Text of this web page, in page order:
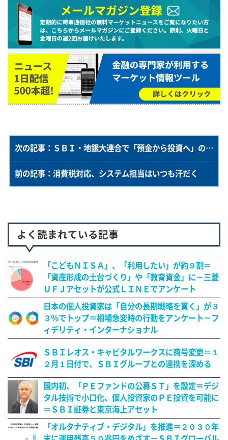
次の記事：ＳＢＩ・地銀大連合で「預金から投資へ」の動きは加速するのか
前の記事：消費税対応、システム担当はいつも汗だく
よく読まれている記事
「こどもＮＩＳＡ」、「利用したい」が約９割＝
「資産形成の土台づくり」や「教育資金」に－三菱
ＵＦＪアセットが公式ＬＩＮＥでアンケート
日本の個人投資家は「自分の長期戦略を貫く」が３
３％でトップ＝相場急変時の行動をアンケート－フ
ィデリティ・インターナショナル
ＳＢＩレオス・キャピタルワークスに商号変更＝１
２月１日付で、ＳＢＩグループとの連携を深める
国内初、「ＰＥファンドの公募ＳＴ」を設定＝デジ
タル技術で小口化、個人投資家のＰＥ投資を可能に
＝ＳＢＩ証券と東京海上アセット
「オルタナティブ・デジタル」を推進＝２０３０年